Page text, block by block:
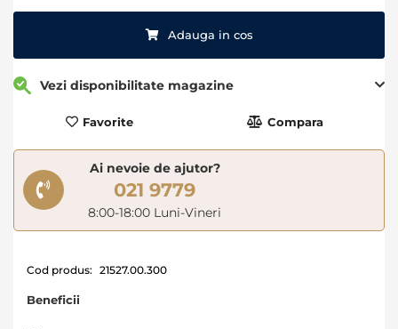
Adauga in cos
Vezi disponibilitate magazine
Favorite Compara
Ai nevoie de ajutor?
021 9779
8:00-18:00 Luni-Vineri
Cod produs: 21527.00.300
Beneficii